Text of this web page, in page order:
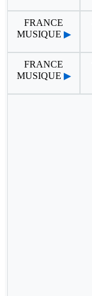
FRANCE
MUSIQUE ▶
FRANCE
MUSIQUE ▶